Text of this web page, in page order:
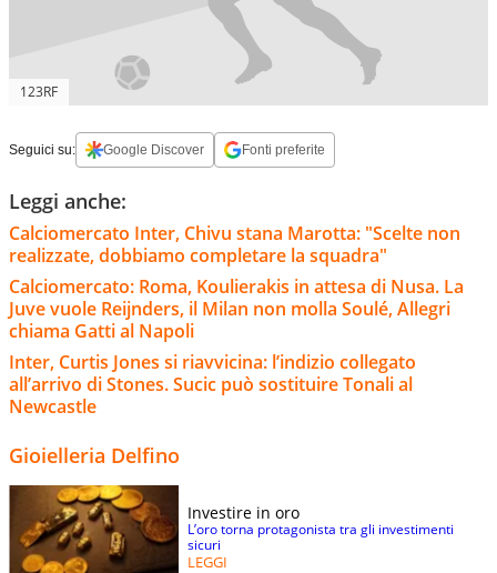
123RF
Seguici su: Google Discover Fonti preferite
Leggi anche:
Calciomercato Inter, Chivu stana Marotta: "Scelte non
realizzate, dobbiamo completare la squadra"
Calciomercato: Roma, Koulierakis in attesa di Nusa. La
Juve vuole Reijnders, il Milan non molla Soulé, Allegri
chiama Gatti al Napoli
Inter, Curtis Jones si riavvicina: l’indizio collegato
all’arrivo di Stones. Sucic può sostituire Tonali al
Newcastle
Gioielleria Delfino
Investire in oro
L’oro torna protagonista tra gli investimenti
sicuri
LEGGI